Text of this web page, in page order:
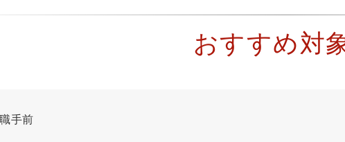
おすすめ対
手前